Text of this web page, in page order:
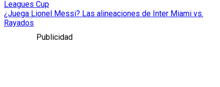
Leagues Cup
¿Juega Lionel Messi? Las alineaciones de Inter Miami vs.
Rayados
Publicidad